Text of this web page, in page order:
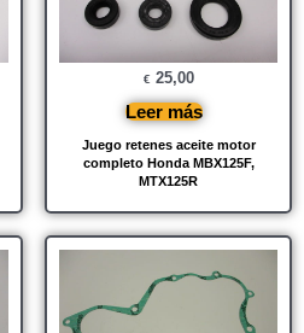
Juego retenes aceite motor
completo Honda MBX125F,
MTX125R
€ 25,00
Leer más